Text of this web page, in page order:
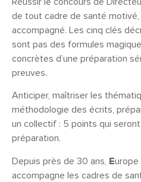
de tout cadre de santé
accompagné. Les cinq clés
sont pas des formules
concrètes d’une préparation
preuves.
Anticiper, maîtriser les
méthodologie des écrits,
un collectif : 5 points qui
préparation.
Depuis près de 30 ans, Europe
accompagne les cadres de